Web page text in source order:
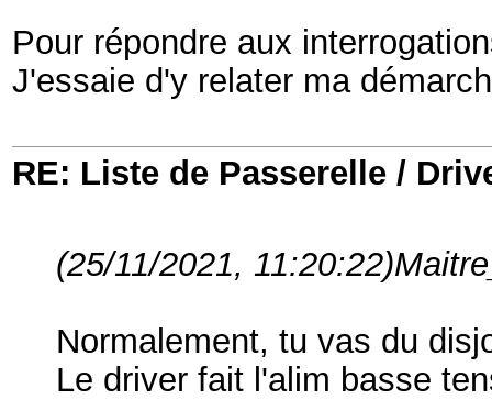
Pour répondre aux
J'essaie d'y relater ma
RE: Liste de Passerelle /
(25/11/2021, 11:20:22)
Normalement, tu vas du
Le driver fait l'alim basse